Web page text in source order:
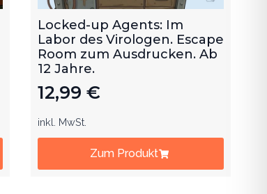
Locked-up Agents: Im
Labor des Virologen. Escape
Room zum Ausdrucken. Ab
12 Jahre.
12,99 €
inkl. MwSt.
Zum Produkt